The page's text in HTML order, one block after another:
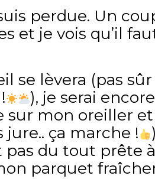
perdue. Un
et je vois qu’il
se lèvera (pas
), je serai
sur mon oreiller
jure.. ça marche !
pas du tout prête
parquet